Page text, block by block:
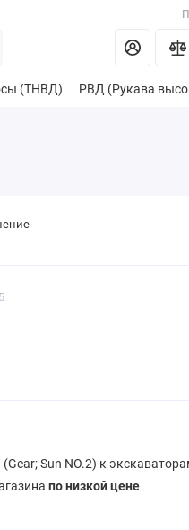
(ТНВД) РВД (Рукава
(Gear; Sun NO.2) к
по низкой цене